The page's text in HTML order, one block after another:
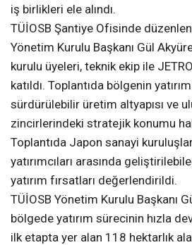
iş birlikleri ele alındı.
TÜİOSB Şantiye Ofisinde
Yönetim Kurulu Başkanı Gül
kurulu üyeleri, teknik ekip ile
katıldı. Toplantıda bölgenin
sürdürülebilir üretim altyapısı ve
zincirlerindeki stratejik konumu
Toplantıda Japon sanayi
yatırımcıları arasında
yatırım fırsatları değerlendirildi.
TÜİOSB Yönetim Kurulu Başkanı
bölgede yatırım sürecinin hızla
ilk etapta yer alan 118 hektarlık